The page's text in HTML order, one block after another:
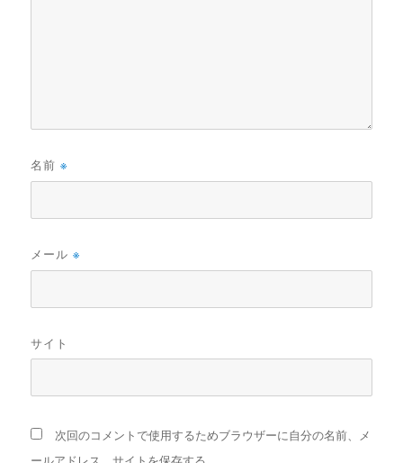
名前※
メール※
サイト
次回のコメントで使用するためブラウザーに自分の名前、メ